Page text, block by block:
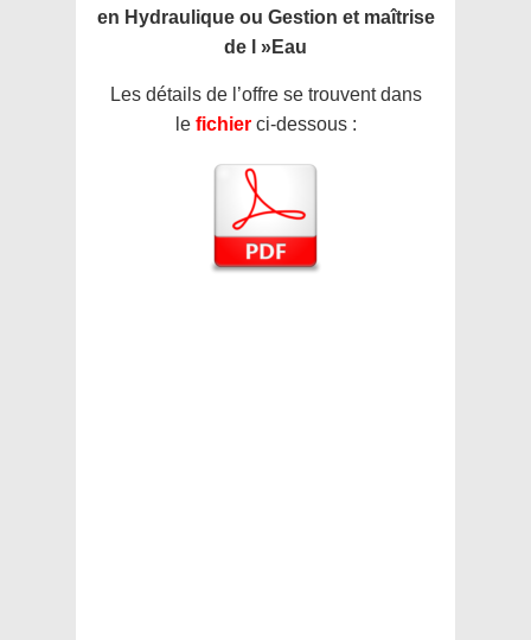
en Hydraulique ou Gestion et maîtrise
de l »Eau
Les détails de l’offre se trouvent dans
le fichier ci-dessous :